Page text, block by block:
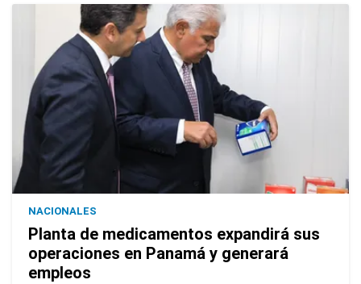
NACIONALES
Planta de medicamentos expandirá sus
operaciones en Panamá y generará
empleos